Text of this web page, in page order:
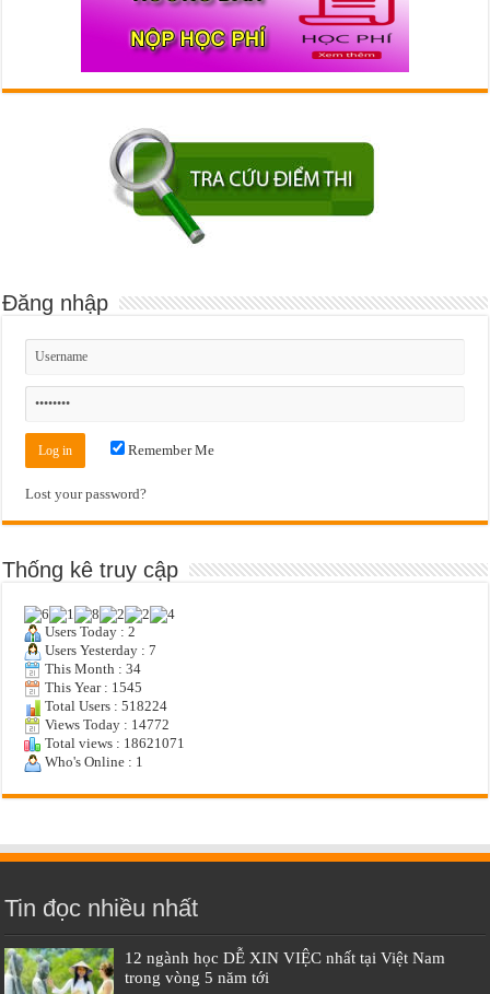
Đăng nhập
Remember Me
Lost your password?
Thống kê truy cập
Users Today : 2
Users Yesterday : 7
This Month : 34
This Year : 1545
Total Users : 518224
Views Today : 14772
Total views : 18621071
Who's Online : 1
Tin đọc nhiều nhất
12 ngành học DỄ XIN VIỆC nhất tại Việt Nam
trong vòng 5 năm tới